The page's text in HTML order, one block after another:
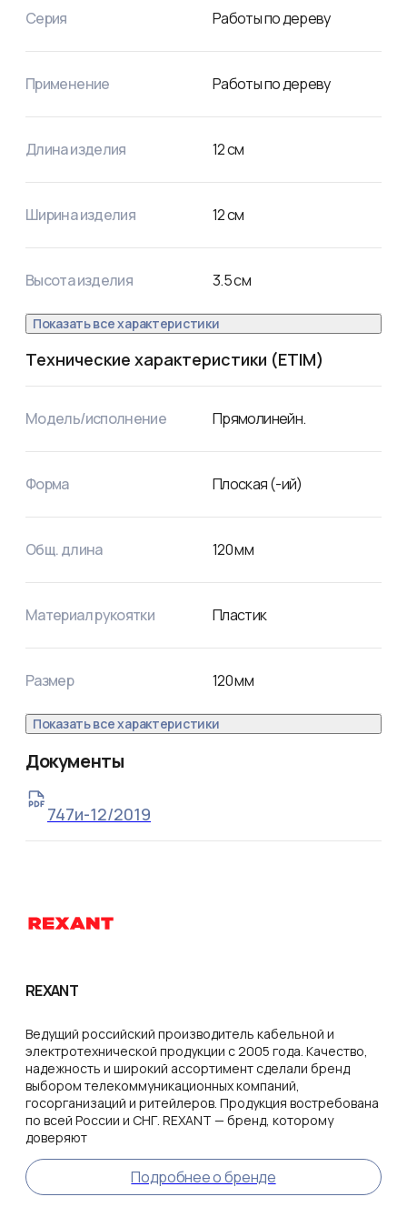
Серия Работы по дереву
Применение Работы по дереву
Длина изделия 12см
Ширина изделия 12см
Высота изделия 3.5см
Показать все характеристики
Технические характеристики (ETIM)
Модель/исполнение Прямолинейн.
Форма Плоская (-ий)
Общ. длина 120мм
Материал рукоятки Пластик
Размер 120мм
Показать все характеристики
Документы
747и-12/2019
REXANT
Ведущий российский производитель кабельной и
электротехнической продукции с 2005 года. Качество,
надежность и широкий ассортимент сделали бренд
выбором телекоммуникационных компаний,
госорганизаций и ритейлеров. Продукция востребована
по всей России и СНГ. REXANT — бренд, которому
доверяют
Подробнее о бренде